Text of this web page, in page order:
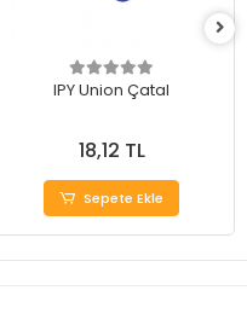
IPY Union Çatal
18,12 TL
Sepete Ekle